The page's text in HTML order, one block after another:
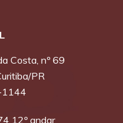
Costa, nº 69
PR
12º andar